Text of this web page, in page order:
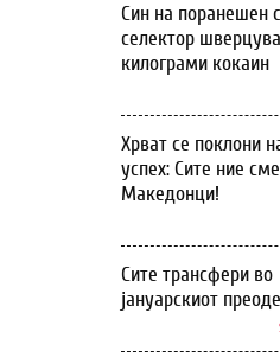
Син на поранешен
селектор
килограми кокаин
Хрват се поклони
успех: Сите ние
Македонци!
Сите трансфери во
јануарскиот